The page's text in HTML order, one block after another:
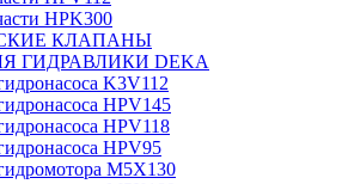
HPK300
КЛАПАНЫ
ГИДРАВЛИКИ DEKA
K3V112
HPV145
HPV118
HPV95
M5X130